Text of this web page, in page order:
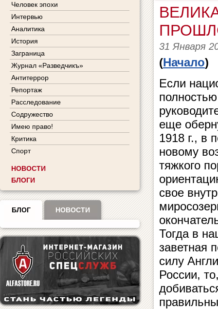
Человек эпохи
Интервью
Аналитика
История
Заграница
Журнал «Разведчикъ»
Антитеррор
Репортаж
Расследование
Содружество
Имею право!
Критика
Спорт
НОВОСТИ
БЛОГИ
БЛОГ НОВОСТИ
31 Января
(Начало)
Если
еще
1918 г., в
новому
тяжкого
свое
Тогда в
заветная
силу
России,